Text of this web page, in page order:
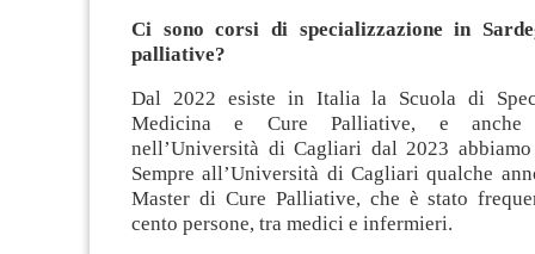
Ci sono corsi di specializzazione in
palliative?
Dal 2022 esiste in Italia la Scuola di
Medicina e Cure Palliative, e anche
nell’Università di Cagliari dal 2023
Sempre all’Università di Cagliari qualche
Master di Cure Palliative, che è stato
cento persone, tra medici e infermieri.